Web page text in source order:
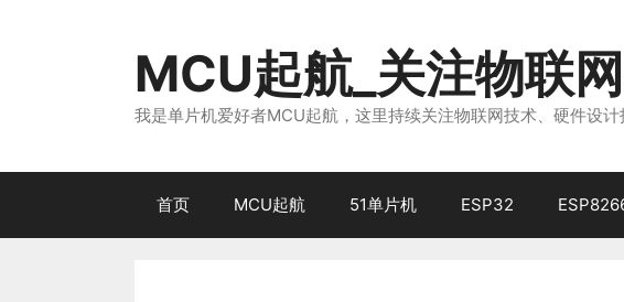
MCU起航_关注物联
我是单片机爱好者MCU起航，这里持续关注物联网技术、硬件设
首页 MCU起航 51单片机 ESP32